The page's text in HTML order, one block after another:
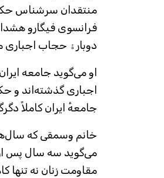
منتقدان سرشناس
فرانسوی فیگارو
دوبارۀ حجاب اجباری
او می‌گوید جامعه
اجباری گذشته‌اند و
جامعهٔ ایران کاملاً
خانم وسمقی که سال‌ها
می‌گوید سه سال پس از
مقاومت زنان نه تنها